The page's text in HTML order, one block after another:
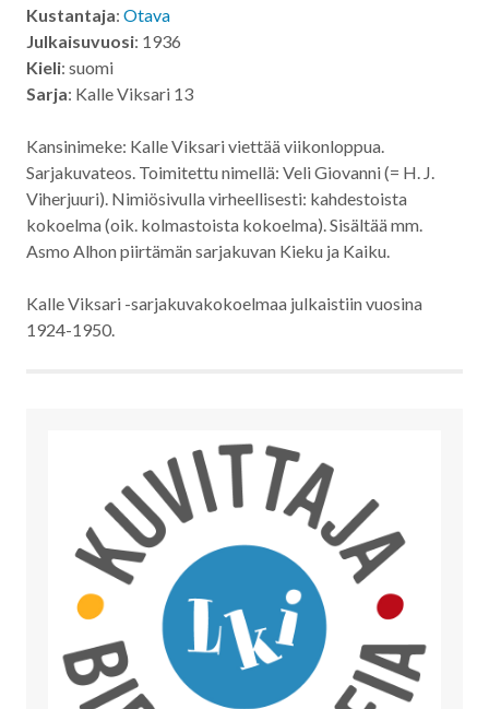
Kustantaja: Otava
Julkaisuvuosi: 1936
Kieli: suomi
Sarja: Kalle Viksari 13
Kansinimeke: Kalle Viksari viettää viikonloppua.
Sarjakuvateos. Toimitettu nimellä: Veli Giovanni (= H. J.
Viherjuuri). Nimiösivulla virheellisesti: kahdestoista
kokoelma (oik. kolmastoista kokoelma). Sisältää mm.
Asmo Alhon piirtämän sarjakuvan Kieku ja Kaiku.
Kalle Viksari -sarjakuvakokoelmaa julkaistiin vuosina
1924-1950.